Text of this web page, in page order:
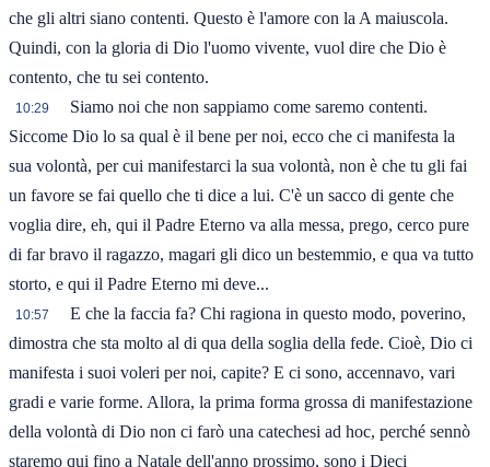
che gli altri siano contenti. Questo è l'amore con la A maiuscola.
Quindi, con la gloria di Dio l'uomo vivente, vuol dire che Dio è
contento, che tu sei contento.
10:29
Siamo noi che non sappiamo come saremo contenti.
Siccome Dio lo sa qual è il bene per noi, ecco che ci manifesta la
sua volontà, per cui manifestarci la sua volontà, non è che tu gli fai
un favore se fai quello che ti dice a lui. C'è un sacco di gente che
voglia dire, eh, qui il Padre Eterno va alla messa, prego, cerco pure
di far bravo il ragazzo, magari gli dico un bestemmio, e qua va tutto
storto, e qui il Padre Eterno mi deve...
10:57
E che la faccia fa? Chi ragiona in questo modo, poverino,
dimostra che sta molto al di qua della soglia della fede. Cioè, Dio ci
manifesta i suoi voleri per noi, capite? E ci sono, accennavo, vari
gradi e varie forme. Allora, la prima forma grossa di manifestazione
della volontà di Dio non ci farò una catechesi ad hoc, perché sennò
staremo qui fino a Natale dell'anno prossimo, sono i Dieci